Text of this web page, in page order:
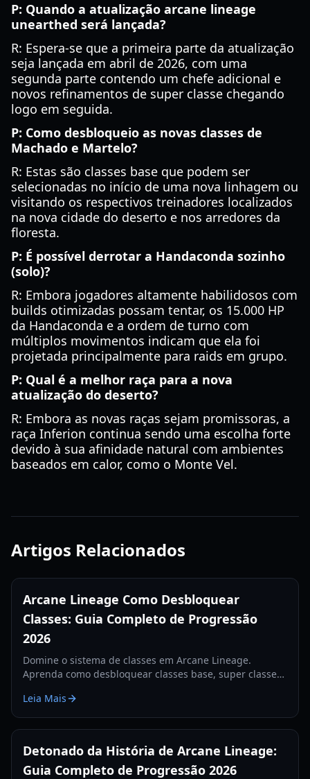
P: Quando a atualização arcane lineage
unearthed será lançada?
R: Espera-se que a primeira parte da atualização
seja lançada em abril de 2026, com uma
segunda parte contendo um chefe adicional e
novos refinamentos de super classe chegando
logo em seguida.
P: Como desbloqueio as novas classes de
Machado e Martelo?
R: Estas são classes base que podem ser
selecionadas no início de uma nova linhagem ou
visitando os respectivos treinadores localizados
na nova cidade do deserto e nos arredores da
floresta.
P: É possível derrotar a Handaconda sozinho
(solo)?
R: Embora jogadores altamente habilidosos com
builds otimizadas possam tentar, os 15.000 HP
da Handaconda e a ordem de turno com
múltiplos movimentos indicam que ela foi
projetada principalmente para raids em grupo.
P: Qual é a melhor raça para a nova
atualização do deserto?
R: Embora as novas raças sejam promissoras, a
raça Inferion continua sendo uma escolha forte
devido à sua afinidade natural com ambientes
baseados em calor, como o Monte Vel.
Artigos Relacionados
Arcane Lineage Como Desbloquear
Classes: Guia Completo de Progressão
2026
Domine o sistema de classes em Arcane Lineage.
Aprenda como desbloquear classes base, super classes
de treinadores e requisitos.
Leia Mais
Detonado da História de Arcane Lineage:
Guia Completo de Progressão 2026